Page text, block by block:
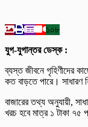
১০৮
যুগ-যুগান্তর ডেস্ক :
ব্যস্ত জীবনে গৃহিণীদের
কত বাড়তে পারে। সাধারণ
বাজারের তথ্য অনুযায়ী,
খরচ হবে মাত্র ১ টাকা ৭৫